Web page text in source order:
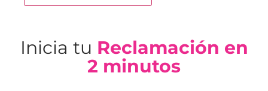
Inicia tu Reclamación en
2 minutos